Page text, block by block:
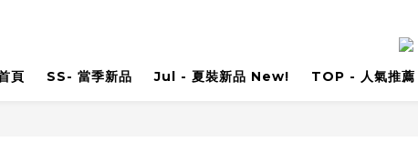
頁 SS- 當季新品 Jul - 夏裝新品 New! TOP - 人氣推薦